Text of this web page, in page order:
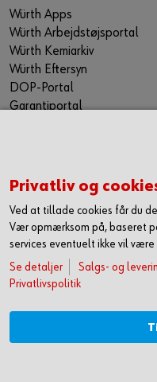
Würth Apps
Würth Arbejdstøjsportal
Würth Kemiarkiv
Würth Eftersyn
DOP-Portal
Garantiportal
WÜRTH TECHNICAL
Gå ikke glip af nyheder og
via vores nyhedsbrev. Så
tilbud og kampagner samt
mailindbakke.
Du tilmelder dig her
FØLG OS HER
Privatliv og
Ved at tillade cookies får du
Vær opmærksom på, baseret
services eventuelt ikke vil
Se detaljer
Salgs- og
Privatlivspolitik
OPRET DIG OG FÅ